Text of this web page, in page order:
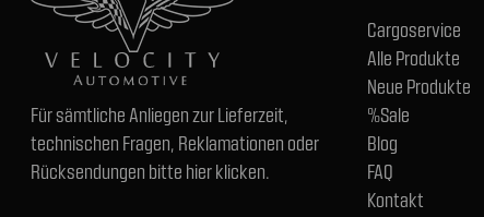
Für sämtliche Anliegen zur Lieferzeit,
technischen Fragen, Reklamationen oder
Rücksendungen bitte hier klicken.
Cargoservice
Alle Produkte
Neue Produkte
%Sale
Blog
FAQ
Kontakt